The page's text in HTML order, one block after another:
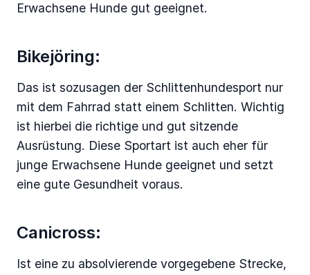
Erwachsene Hunde gut geeignet.
Bikejöring:
Das ist sozusagen der Schlittenhundesport nur
mit dem Fahrrad statt einem Schlitten. Wichtig
ist hierbei die richtige und gut sitzende
Ausrüstung. Diese Sportart ist auch eher für
junge Erwachsene Hunde geeignet und setzt
eine gute Gesundheit voraus.
Canicross:
Ist eine zu absolvierende vorgegebene Strecke,